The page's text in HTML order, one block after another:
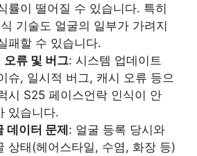
률이 떨어질 수 있습니다. 특히
기술도 얼굴의 일부가 가려지
패할 수 있습니다.
오류 및 버그: 시스템 업데이트
슈, 일시적 버그, 캐시 오류 등으
시 S25 페이스언락 인식이 안
있습니다.
데이터 문제: 얼굴 등록 당시와
상태(헤어스타일, 수염, 화장 등)